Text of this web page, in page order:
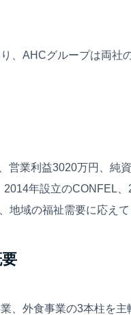
、AHCグループは両社
営業利益3020万円、純
年設立のCONFEL
地域の福祉需要に応えて
、外食事業の3本柱を